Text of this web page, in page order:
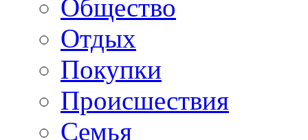
Общество
Отдых
Покупки
Происшествия
Семья